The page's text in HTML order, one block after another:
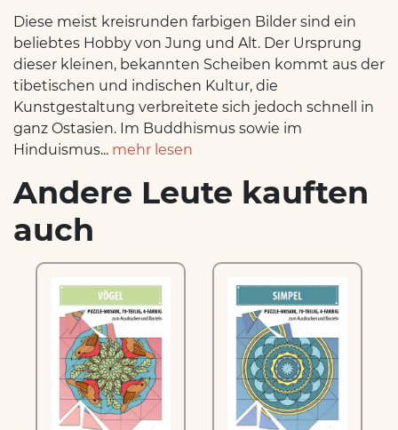
Diese meist kreisrunden farbigen Bilder sind ein
beliebtes Hobby von Jung und Alt. Der Ursprung
dieser kleinen, bekannten Scheiben kommt aus der
tibetischen und indischen Kultur, die
Kunstgestaltung verbreitete sich jedoch schnell in
ganz Ostasien. Im Buddhismus sowie im
Hinduismus... mehr lesen
Andere Leute kauften
auch